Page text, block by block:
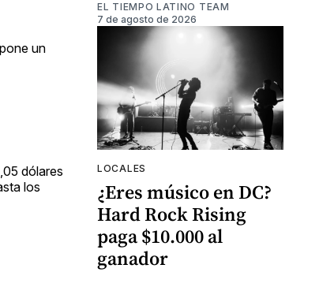
un
dólares
los
EL TIEMPO LATINO TEAM
7 de agosto de 2026
LOCALES
¿Eres músico en DC?
Hard Rock Rising
paga $10.000 al
ganador